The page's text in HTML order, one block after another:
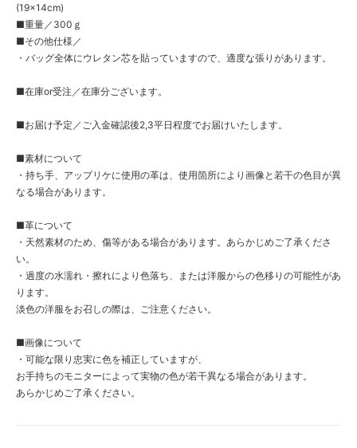
(19×14cm)
■重量／300ｇ
■その他仕様／
・バッグ全体にウレタン芯を貼っていますので、適度な張りがあります。
■在庫or受注／在庫分ございます。
■お届け予定／ご入金確認後2,3平日程度でお届けいたします。
■素材について
・持ち手、アップリケに使用の革は、使用箇所により画像と若干の色目が異
なる場合があります。
■革について
・天然素材のため、傷等がある場合があります。あらかじめご了承くださ
い。
・過度の水濡れ・擦れにより色落ち、または洋服からの色移りの可能性があ
ります。
淡色の洋服をお召しの際は、ご注意ください。
■画像について
・可能な限り忠実に色を補正していますが、
お手持ちのモニターによって実物の色が若干異なる場合があります。
あらかじめご了承ください。